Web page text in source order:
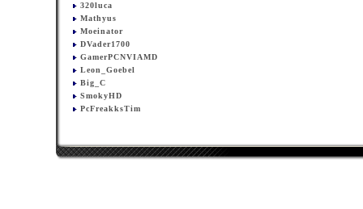
320luca
Mathyus
Moeinator
DVader1700
GamerPCNVIAMD
Leon_Goebel
Big_C
SmokyHD
PcFreakksTim